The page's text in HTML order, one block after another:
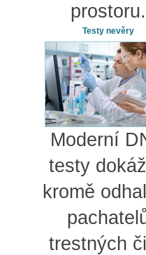
prostoru.
Testy nevěry
Moderní
testy
kromě
trestných